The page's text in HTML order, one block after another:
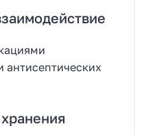
антисептических